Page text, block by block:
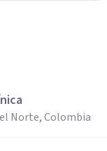
Norte, Colombia